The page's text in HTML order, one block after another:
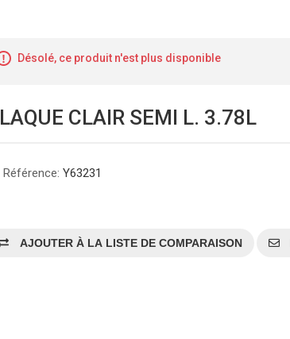
Désolé, ce produit n'est plus disponible
LAQUE CLAIR SEMI L. 3.78L
Référence: Y63231
AJOUTER À LA LISTE DE COMPARAISON